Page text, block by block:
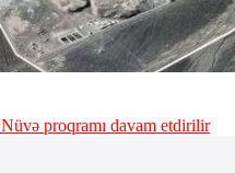
Nüvə proqramı davam etdirilir